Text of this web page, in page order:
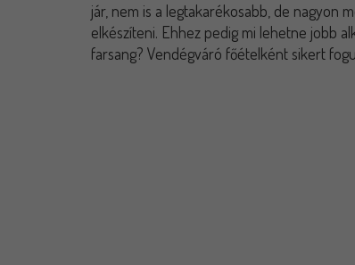
jár, nem is a legtakarékosabb, de nagyon
elkészíteni. Ehhez pedig mi lehetne jobb
farsang? Vendégváró főételként sikert